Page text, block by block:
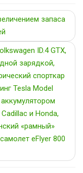
запаса
ID.4 GTX,
зарядкой,
спорткар
Tesla Model
и Honda,
«рамный»
eFlyer 800